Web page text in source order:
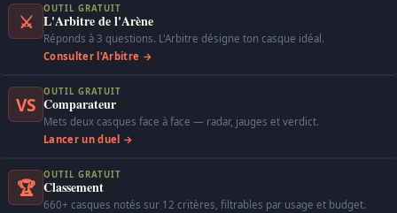
⚔
OUTIL GRATUIT
L'Arbitre de l'Arène
Réponds à 3 questions. L'Arbitre désigne ton casque idéal.
Consulter l'Arbitre →
VS
OUTIL GRATUIT
Comparateur
Mets deux casques face à face — radar, jauges et verdict.
Lancer un duel →
🏆
OUTIL GRATUIT
Classement
660+ casques notés sur 12 critères, filtrables par usage et budget.